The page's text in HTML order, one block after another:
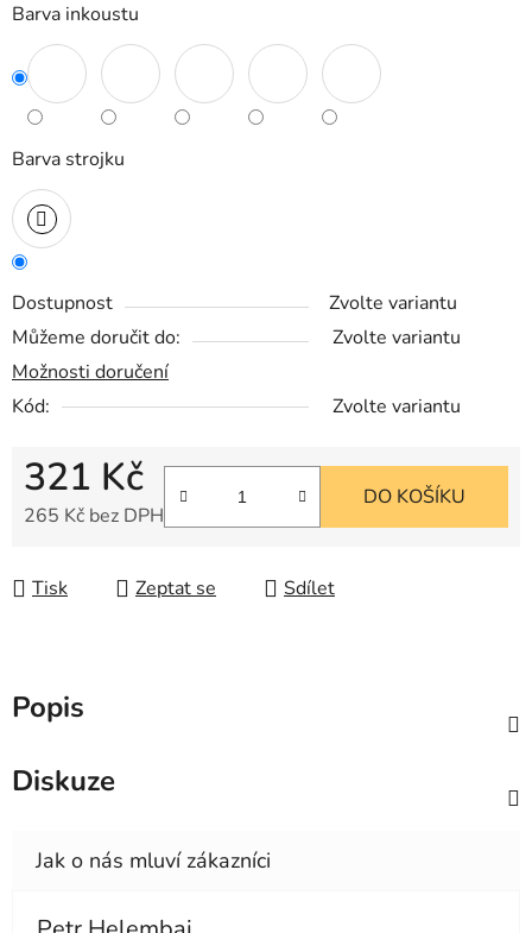
Barva inkoustu
Barva strojku
Dostupnost
Zvolte variantu
Můžeme doručit do:
Zvolte variantu
Možnosti doručení
Kód:
Zvolte variantu
321 Kč
265 Kč bez DPH
DO KOŠÍKU
Tisk Zeptat se Sdílet
Popis
Diskuze